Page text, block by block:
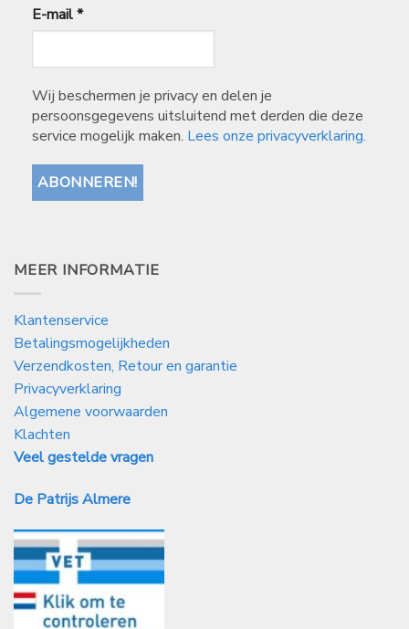
E-mail*
Wij beschermen je privacy en delen je
persoonsgegevens uitsluitend met derden die deze
service mogelijk maken. Lees onze privacyverklaring.
MEER INFORMATIE
Klantenservice
Betalingsmogelijkheden
Verzendkosten, Retour en garantie
Privacyverklaring
Algemene voorwaarden
Klachten
Veel gestelde vragen
De Patrijs Almere